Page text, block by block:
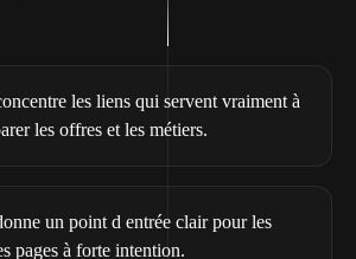
les liens qui servent vraiment à
les offres et les métiers.
un point d entrée clair pour les
pages à forte intention.